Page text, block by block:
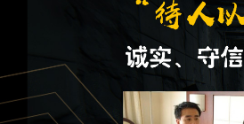
莆田调查公司